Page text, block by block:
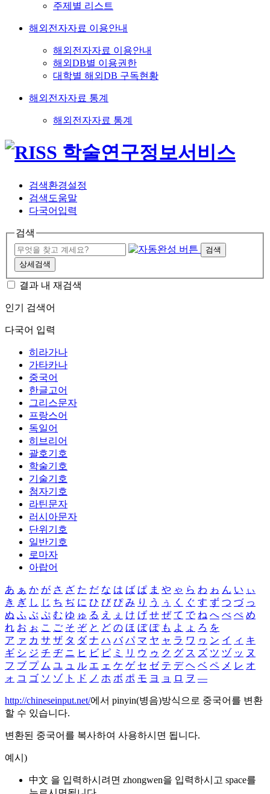
주제별 리스트
해외전자자료 이용안내
해외전자자료 이용안내
해외DB별 이용권한
대학별 해외DB 구독현황
해외전자자료 통계
해외전자자료 통계
검색환경설정
검색도움말
다국어입력
검색
검색
상세검색
결과 내 재검색
인기 검색어
다국어 입력
히라가나
가타카나
중국어
한글고어
그리스문자
프랑스어
독일어
히브리어
괄호기호
학술기호
기술기호
첨자기호
라틴문자
러시아문자
단위기호
일반기호
로마자
아랍어
あ ぁ か が さ ざ た だ な は ば ぱ ま や ゃ ら わ ゎ ん い ぃ
き ぎ し じ ち ぢ に ひ び ぴ み り う ぅ く ぐ す ず つ づ っ
ぬ ふ ぶ ぷ む ゆ ゅ る え ぇ け げ せ ぜ て で ね へ べ ぺ め
れ お ぉ こ ご そ ぞ と ど の ほ ぼ ぽ も よ ょ ろ を
ア ァ カ サ ザ タ ダ ナ ハ バ パ マ ヤ ャ ラ ワ ヮ ン イ ィ キ
ギ シ ジ チ ヂ ニ ヒ ビ ピ ミ リ ウ ゥ ク グ ス ズ ツ ヅ ッ ヌ
フ ブ プ ム ユ ュ ル エ ェ ケ ゲ セ ゼ テ デ ヘ ベ ペ メ レ オ
ォ コ ゴ ソ ゾ ト ド ノ ホ ボ ポ モ ヨ ョ ロ ヲ ―
http://chineseinput.net/에서 pinyin(병음)방식으로 중국어를 변환
할 수 있습니다.
변환된 중국어를 복사하여 사용하시면 됩니다.
예시)
中文 을 입력하시려면 zhongwen을 입력하시고 space를